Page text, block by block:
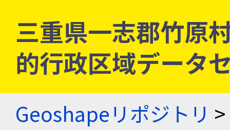
三重県一志郡竹原
的行政区域データ
Geoshapeリポジトリ >